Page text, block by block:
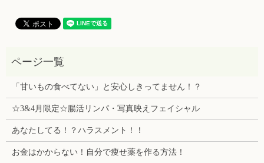
「甘いもの食べてない」と安心しきってません！？
☆3&4月限定☆腸活リンパ・写真映えフェイシャル
あなたしてる！？ハラスメント！！
お金はかからない！自分で痩せ薬を作る方法！